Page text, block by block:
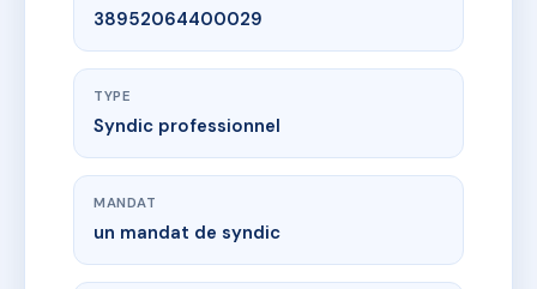
38952064400029
TYPE
Syndic professionnel
MANDAT
un mandat de syndic